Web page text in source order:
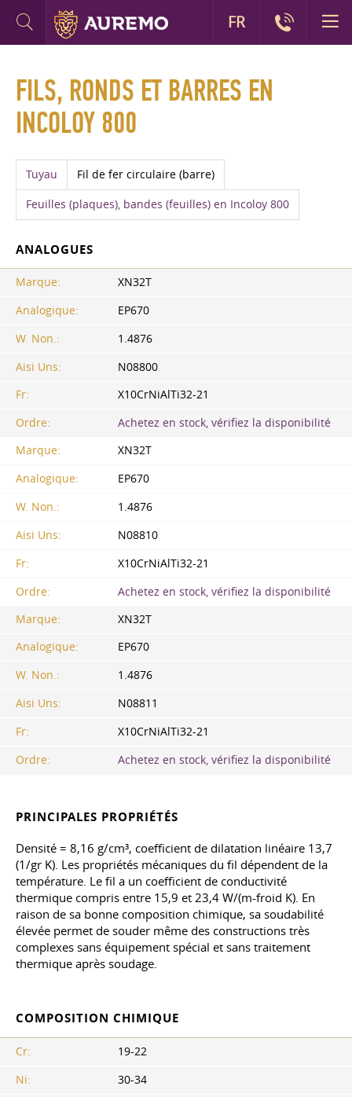
FILS, RONDS ET BARRES EN
INCOLOY 800
Tuyau Fil de fer circulaire (barre)
Feuilles (plaques), bandes (feuilles) en Incoloy 800
ANALOGUES
Marque:
XN32T
Analogique:
EP670
W. Non.:
1.4876
Aisi Uns:
N08800
Fr:
X10CrNiAlTi32-21
Ordre:
Achetez en stock, vérifiez la disponibilité
Marque:
XN32T
Analogique:
EP670
W. Non.:
1.4876
Aisi Uns:
N08810
Fr:
X10CrNiAlTi32-21
Ordre:
Achetez en stock, vérifiez la disponibilité
Marque:
XN32T
Analogique:
EP670
W. Non.:
1.4876
Aisi Uns:
N08811
Fr:
X10CrNiAlTi32-21
Ordre:
Achetez en stock, vérifiez la disponibilité
PRINCIPALES PROPRIÉTÉS
Densité = 8,16 g/cm³, coefficient de dilatation linéaire 13,7
(1/gr K). Les propriétés mécaniques du fil dépendent de la
température. Le fil a un coefficient de conductivité
thermique compris entre 15,9 et 23,4 W/(m-froid K). En
raison de sa bonne composition chimique, sa soudabilité
élevée permet de souder même des constructions très
complexes sans équipement spécial et sans traitement
thermique après soudage.
COMPOSITION CHIMIQUE
Cr:
19-22
Ni:
30-34
FR